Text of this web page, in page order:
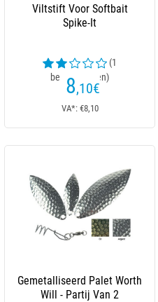
Viltstift Voor Softbait
Spike-It
(1
beoordelingen)
8,10€
VA*: €8,10
Gemetalliseerd Palet Worth
Will - Partij Van 2